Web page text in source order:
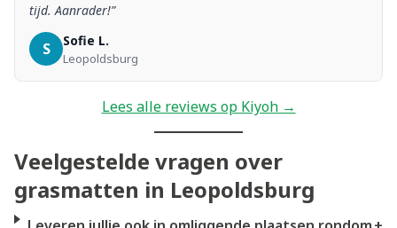
tijd. Aanrader!”
S Sofie L.
Leopoldsburg
Lees alle reviews op Kiyoh →
Veelgestelde vragen over
grasmatten in Leopoldsburg